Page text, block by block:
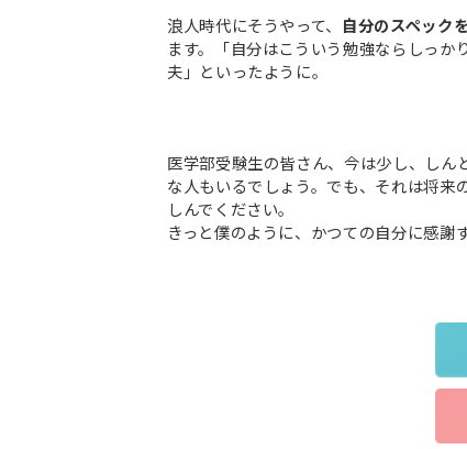
浪人時代にそうやって、 自分のスペック
ます。「自分はこういう勉強ならしっ
夫」といったように。
医学部受験生の皆さん、今は少し、し
な人もいるでしょう。でも、それは将
しんでください。
きっと僕のように、かつての自分に感謝